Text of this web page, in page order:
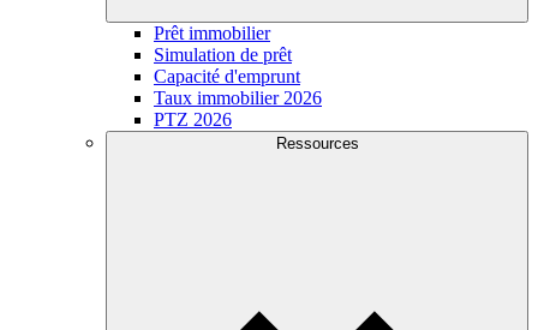
Prêt immobilier
Simulation de prêt
Capacité d'emprunt
Taux immobilier 2026
PTZ 2026
Ressources